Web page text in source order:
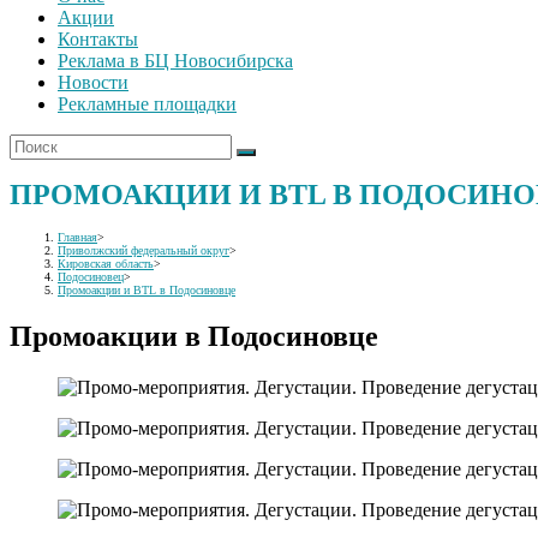
Акции
Контакты
Реклама в БЦ Новосибирска
Новости
Рекламные площадки
ПРОМОАКЦИИ И BTL В
Главная>
Приволжский федеральный округ>
Кировская область>
Подосиновец>
Промоакции и BTL в Подосиновце
Промоакции в Подосиновце